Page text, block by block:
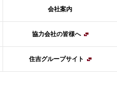
会社案内
協力会社の皆様へ
住吉グループサイト